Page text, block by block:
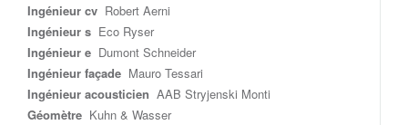
Ingénieur cv Robert Aerni
Ingénieur s Eco Ryser
Ingénieur e Dumont Schneider
Ingénieur façade Mauro Tessari
Ingénieur acousticien AAB Stryjenski Monti
Géomètre Kuhn & Wasser